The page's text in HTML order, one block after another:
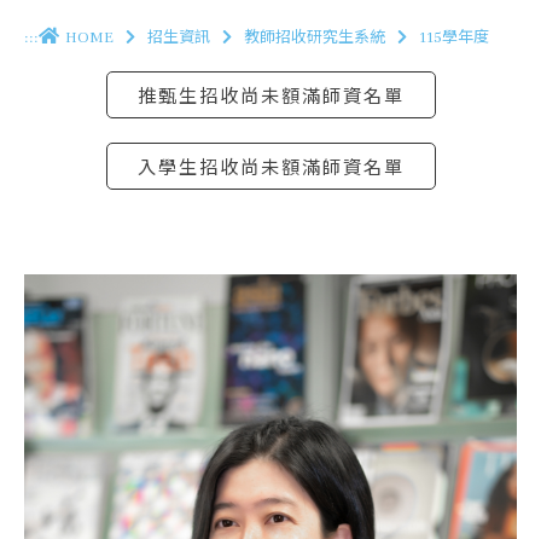
::: HOME 招生資訊 教師招收研究生系統 115學年度
推甄生招收尚未額滿師資名單
入學生招收尚未額滿師資名單